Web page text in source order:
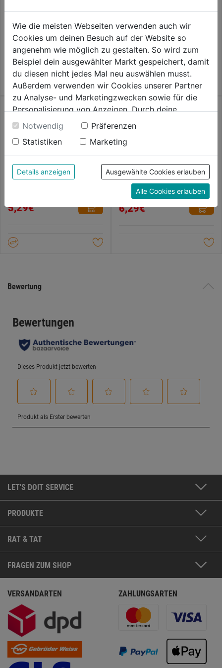
m.Einschlagmutter,2Stk.
0.0
von
Sternen.
5,29€
von
5
Sternen.
5,29€
Flügelschraube DIN 316
verzinkt
von
5,29€
Spenglerschrauben Edelstahl
A2 m. Dichtscheibe
0.0 (0)
von
6,29€
Bewertung
LET'S DOIT SERVICE
PRODUKTE
RAT & TAT
FRAGEN ZUM SHOP
VERSANDARTEN ZAHLUNGSARTEN
Wie die meisten Webseiten verwenden auch wir
Cookies um deinen Besuch auf der Website so
angenehm wie möglich zu gestalten. So wird zum
Beispiel dein ausgewählter Markt gespeichert, damit
du diesen nicht jedes Mal neu auswählen musst.
Außerdem verwenden wir Cookies unserer Partner
zu Analyse- und Marketingzwecken sowie für die
Personalisierung von Anzeigen. Durch deine
Einwilligung werden die Daten von Drittanbieter,
unter anderem auch in den USA, verarbeitet.
Durch Klick auf "Alle Cookies erlauben" stimmst du
der Verwendung aller Cookies zu. Unter "Details
anzeigen" findest du alle Infos zu den
unterschiedlichen Cookies, unter "Cookies
Konfigurieren" kannst du auswählen, welche Cookies
du zulassen möchtest und welche nicht.
Weitere Informationen findest du in unserer
Notwendig
Präferenzen
Statistiken
Marketing
Details anzeigen Ausgewählte Cookies erlauben
Alle Cookies erlauben